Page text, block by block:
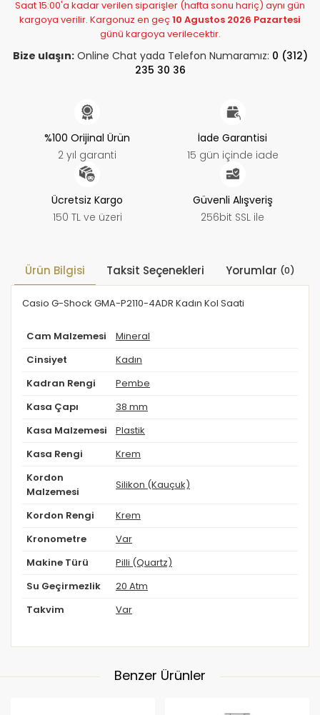
Saat 15:00'a kadar verilen siparişler (hafta sonu hariç) aynı gün
kargoya verilir. Kargonuz en geç 10 Agustos 2026 Pazartesi
günü kargoya verilecektir.
Bize ulaşın:Online Chat yada Telefon Numaramız: 0 (312)
235 30 36
%100 Orijinal Ürün
2 yıl garanti
İade Garantisi
15 gün içinde iade
Ücretsiz Kargo
150 TL ve üzeri
Güvenli Alışveriş
256bit SSL ile
Ürün Bilgisi Taksit Seçenekleri Yorumlar (0)
Casio G-Shock GMA-P2110-4ADR Kadın Kol Saati
Cam Malzemesi Mineral
Cinsiyet Kadın
Kadran Rengi Pembe
Kasa Çapı 38 mm
Kasa Malzemesi Plastik
Kasa Rengi Krem
Kordon
Malzemesi
Silikon (Kauçuk)
Kordon Rengi Krem
Kronometre Var
Makine Türü Pilli (Quartz)
Su Geçirmezlik 20 Atm
Takvim Var
Benzer Ürünler